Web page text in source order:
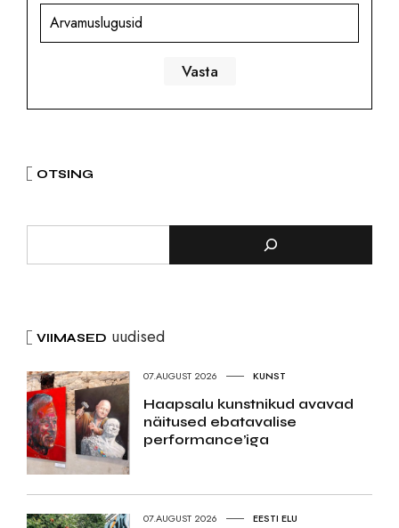
Arvamuslugusid
OTSING
VIIMASED uudised
07.AUGUST 2026 KUNST
Haapsalu kunstnikud avavad
näitused ebatavalise
performance’iga
07.AUGUST 2026 EESTI ELU